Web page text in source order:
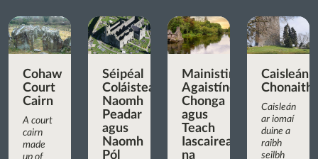
Cohaw
Court
Cairn
A court
cairn
made
up of
Séipéal
Coláisteach
Naomh
Peadar
agus
Naomh
Pól
Mainistir
Agaistíneach
Chonga
agus
Teach
Iascaireachta
na
Caisleán
Caisleán
ar iomaí
duine a
raibh
seilbh